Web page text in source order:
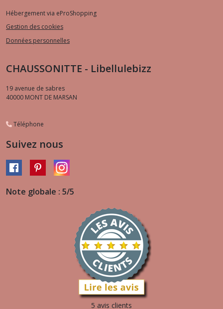
Hébergement via eProShopping
Gestion des cookies
Données personnelles
CHAUSSONITTE - Libellulebizz
19 avenue de sabres
40000 MONT DE MARSAN
Téléphone
Suivez nous
Note globale : 5/5
5 avis clients